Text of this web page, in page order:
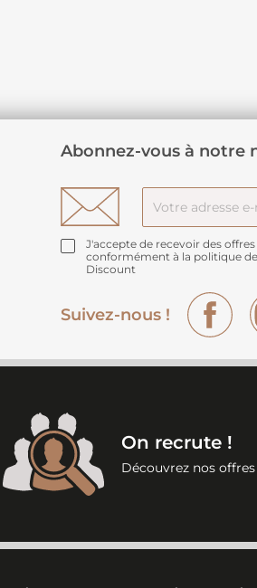
Abonnez-vous à notre
J'accepte de recevoir des
conformément à la politique
Discount
Suivez-nous !
On recrute !
Découvrez nos offres